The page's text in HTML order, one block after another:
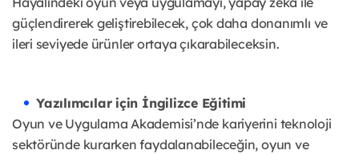
güçlendirerek geliştirebilecek, çok daha donanımlı ve
ileri seviyede ürünler ortaya çıkarabileceksin.
Yazılımcılar için İngilizce Eğitimi
Oyun ve Uygulama Akademisi’nde kariyerini teknoloji
sektöründe kurarken faydalanabileceğin, oyun ve